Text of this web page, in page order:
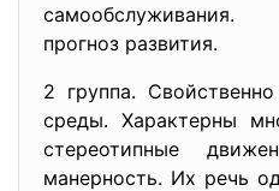
прогноз развития.
2 группа.
среды. Характерны
стереотипные
манерность. Их речь